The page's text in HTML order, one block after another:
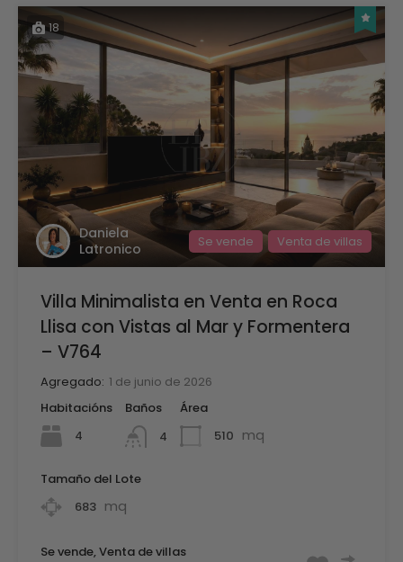
18
Daniela
Latronico
Se vende Venta de villas
Villa Minimalista en Venta en Roca
Llisa con Vistas al Mar y Formentera
– V764
Agregado: 1 de junio de 2026
Habitacións
4
Baños
4
Área
510 mq
Tamaño del Lote
683 mq
Se vende, Venta de villas